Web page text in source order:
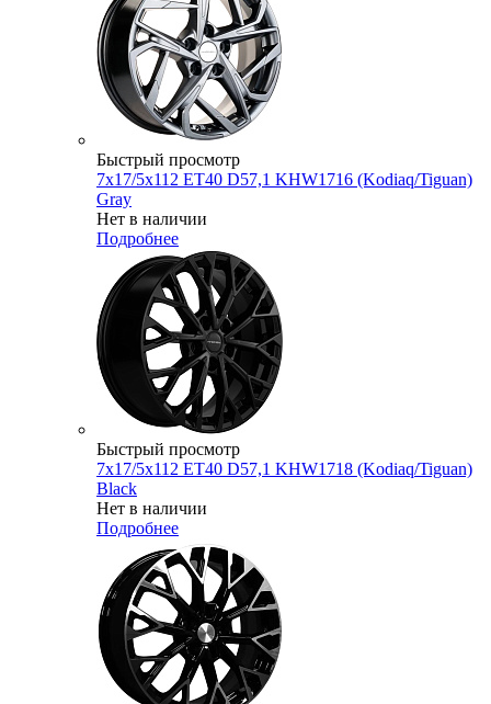
Быстрый просмотр
7x17/5x112 ET40 D57,1 KHW1716 (Kodiaq/Tiguan)
Gray
Нет в наличии
Подробнее
Быстрый просмотр
7x17/5x112 ET40 D57,1 KHW1718 (Kodiaq/Tiguan)
Black
Нет в наличии
Подробнее